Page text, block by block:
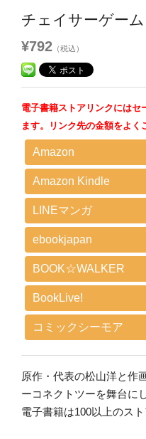
チェイサーゲー
¥792 （税込）
電子書籍ストアリンクにはセ
ます。リンク先の金額をよく
Amazon
Amazon Kindle
LINEマンガ
ebookjapan
BOOK☆WALKER
BookLive!
コミックシーモア
原作・代表の松山洋と作
ーコネクトツーを舞台に
電子書籍は100以上のスト